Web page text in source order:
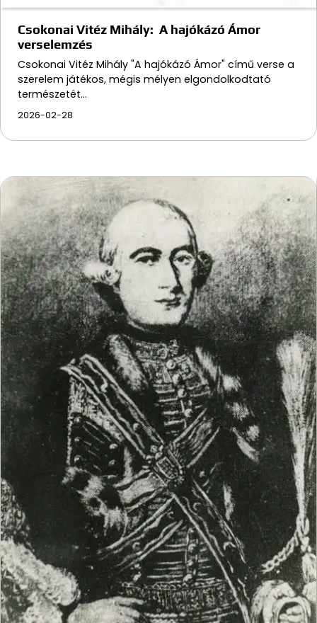
Csokonai Vitéz Mihály: A hajókázó Ámor
verselemzés
Csokonai Vitéz Mihály "A hajókázó Ámor" című verse a
szerelem játékos, mégis mélyen elgondolkodtató
természetét…
2026-02-28